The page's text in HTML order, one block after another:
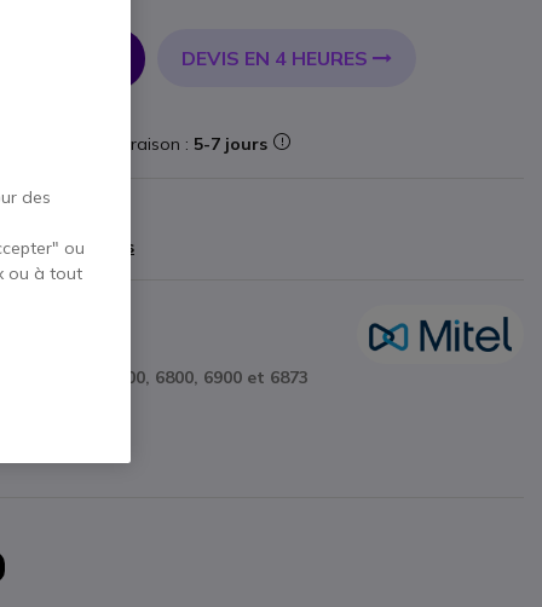
DEVIS EN 4 HEURES
Livraison : 5-7 jours
€)Afficher plus
IP Mitel 6700, 6800, 6900 et 6873
des
ou
ou à tout